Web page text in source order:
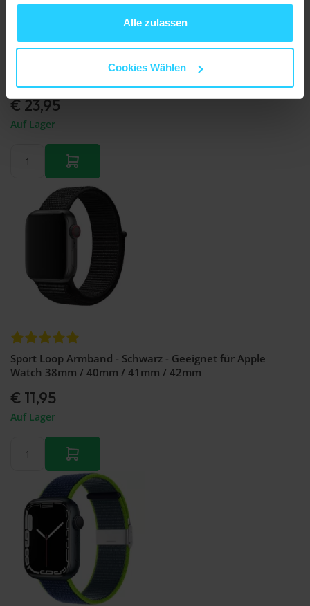
gesammelt haben.
Alle zulassen
Cookies Wählen
Lederarmband der Link-Serie - Schwarz - Geeignet für
€ 23,95
Auf Lager
Sport Loop Armband - Schwarz - Geeignet für Apple
Watch 38mm / 40mm / 41mm / 42mm
€ 11,95
Auf Lager